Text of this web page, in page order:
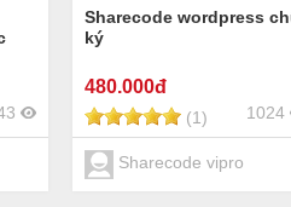
Sharecode wordpress
ký
480.000đ
(1) 1024
Sharecode vipro